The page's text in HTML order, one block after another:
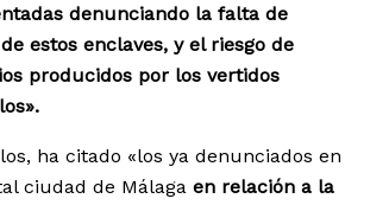
denunciando la falta de
estos enclaves, y el riesgo de
producidos por los vertidos
ha citado «los ya denunciados en
ciudad de Málaga en relación a la